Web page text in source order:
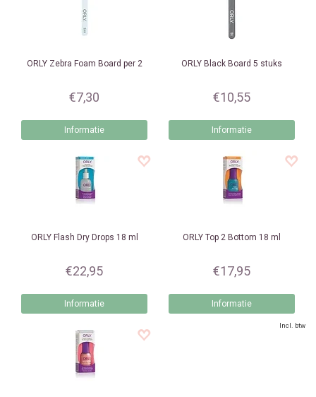
ORLYZebra Foam Board per 2
€7,30
Informatie
ORLY Black Board 5 stuks
€10,55
Informatie
ORLYFlash Dry Drops 18 ml
€22,95
Informatie
ORLY Top 2 Bottom 18 ml
€17,95
Informatie
Incl. btw